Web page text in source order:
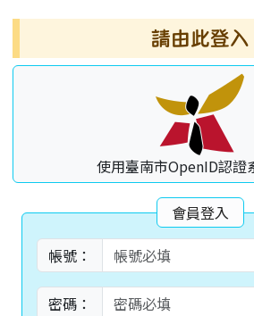
請由此登入
使用臺南市OpenID認證
會員登入
帳號：
密碼：